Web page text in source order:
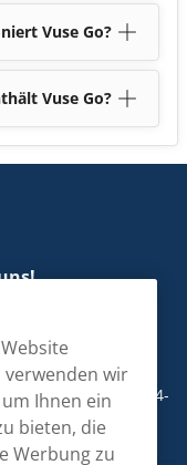
Vuse Go?
Vuse Go?
10-19 Uhr (Pause 14-
wir
Ihnen ein
bieten, die
Werbung zu